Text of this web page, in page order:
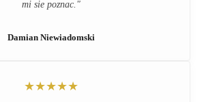
mi sie poznac."
Damian Niewiadomski
★★★★★